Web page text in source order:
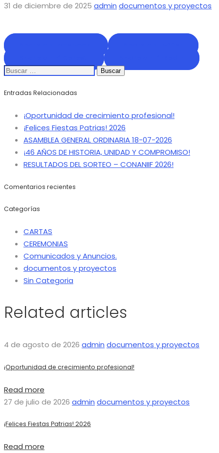
31 de diciembre de 2025 admin documentos y proyectos
Buscar:
Entradas Relacionadas
¡Oportunidad de crecimiento profesional!
¡Felices Fiestas Patrias! 2026
ASAMBLEA GENERAL ORDINARIA 18-07-2026
¡46 AÑOS DE HISTORIA, UNIDAD Y COMPROMISO!
RESULTADOS DEL SORTEO – CONANIIF 2026!
Comentarios recientes
Categorías
CARTAS
CEREMONIAS
Comunicados y Anuncios.
documentos y proyectos
Sin Categoria
Related articles
4 de agosto de 2026 admin documentos y proyectos
¡Oportunidad de crecimiento profesional!
Read more
27 de julio de 2026 admin documentos y proyectos
¡Felices Fiestas Patrias! 2026
Read more